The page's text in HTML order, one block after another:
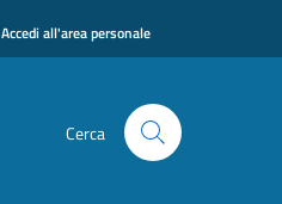
Accedi all'area personale
Cerca